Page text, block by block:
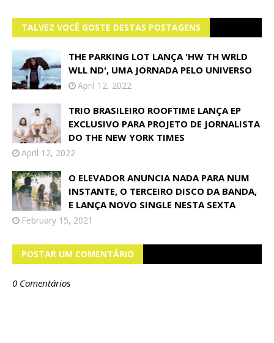
TALVEZ VOCÊ GOSTE DESTAS POSTAGENS
THE PARKING LOT LANÇA 'HW TH WRLD
WLL ND', UMA JORNADA PELO UNIVERSO
April 12, 2022
TRIO BRASILEIRO ROOFTIME LANÇA EP
EXCLUSIVO PARA PROJETO DE JORNALISTA
DO THE NEW YORK TIMES
April 12, 2022
O ELEVADOR ANUNCIA NADA PARA NUM
INSTANTE, O TERCEIRO DISCO DA BANDA,
E LANÇA NOVO SINGLE NESTA SEXTA
February 15, 2021
POSTAR UM COMENTÁRIO
0 Comentários